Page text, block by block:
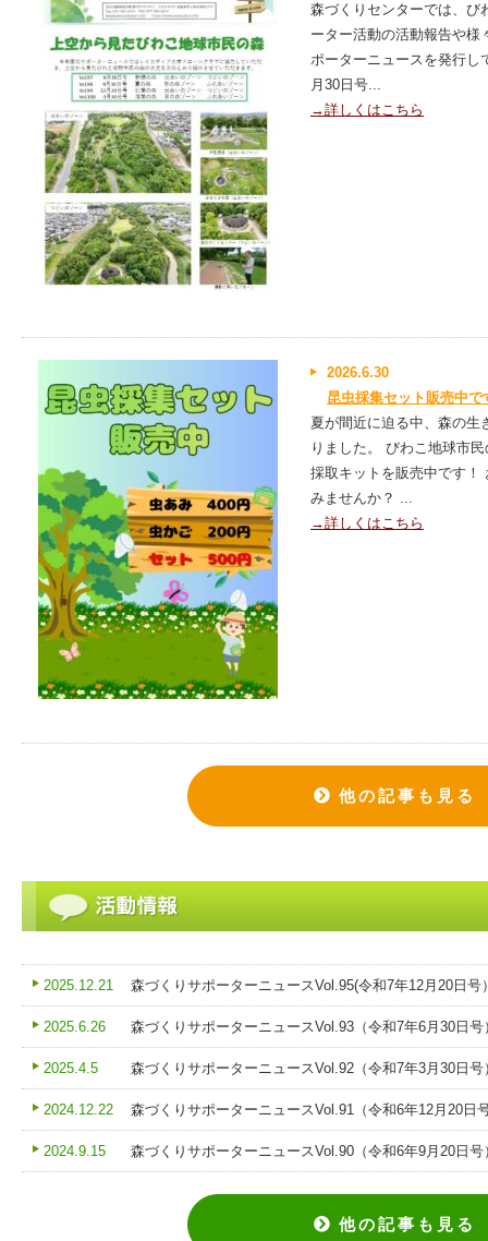
森づくりセンターでは、び
ーター活動の活動報告や様
ポーターニュースを発行し
月30日号...
→詳しくはこちら
2026.6.30
昆虫採集セット販売中で
夏が間近に迫る中、森の生
りました。 びわこ地球市
採取キットを販売中です！
みませんか？ ...
→詳しくはこちら
他の記事も見る
2025.12.21 森づくりサポーターニュースVol.95(令和7年12月20日号
2025.6.26 森づくりサポーターニュースVol.93（令和7年6月30日号
2025.4.5 森づくりサポーターニュースVol.92（令和7年3月30日号
2024.12.22 森づくりサポーターニュースVol.91（令和6年12月20日
2024.9.15 森づくりサポーターニュースVol.90（令和6年9月20日号
他の記事も見る